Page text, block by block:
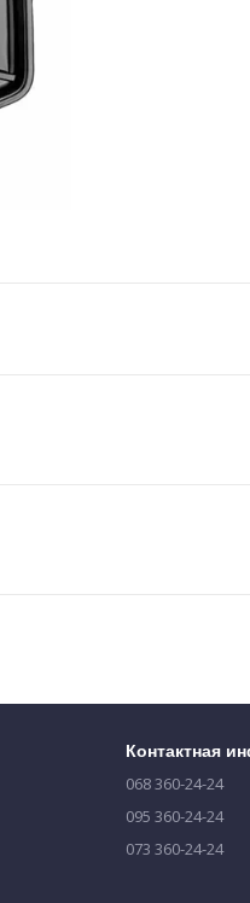
Контактная
068 360-24-24
095 360-24-24
073 360-24-24